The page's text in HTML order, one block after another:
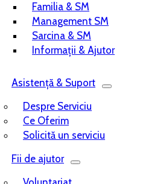
Familia & SM
Management SM
Sarcina & SM
Informații & Ajutor
Asistență & Suport
Despre Serviciu
Ce Oferim
Solicită un serviciu
Fii de ajutor